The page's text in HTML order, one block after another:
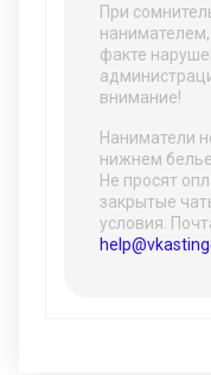
При
факте
внимание!
Наниматели
нижнем
Не просят
закрытые
условия.